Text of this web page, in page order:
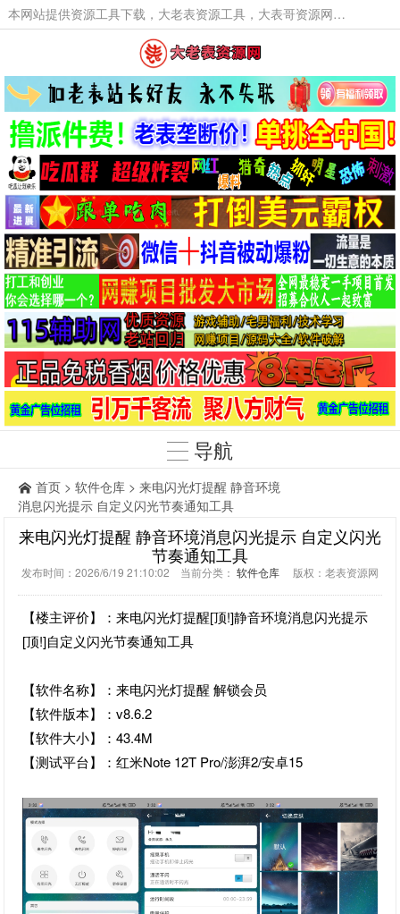
本网站提供资源工具下载，大老表资源工具，大表哥资源网软件工具，大老表资源下载，活动线报福利资源分享,活动线报，大型网游经典游戏，网络热门技术游戏辅助交流与分享。
导航
首页 > 软件仓库 > 来电闪光灯提醒 静音环境
消息闪光提示 自定义闪光节奏通知工具
来电闪光灯提醒 静音环境消息闪光提示 自定义闪光
节奏通知工具
发布时间：2026/6/19 21:10:02 当前分类： 软件仓库 版权：老表资源网
【楼主评价】：来电闪光灯提醒[顶!]静音环境消息闪光提示
[顶!]自定义闪光节奏通知工具
【软件名称】：来电闪光灯提醒 解锁会员
【软件版本】：v8.6.2
【软件大小】：43.4M
【测试平台】：红米Note 12T Pro/澎湃2/安卓15